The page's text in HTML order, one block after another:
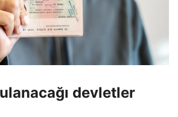
devletler